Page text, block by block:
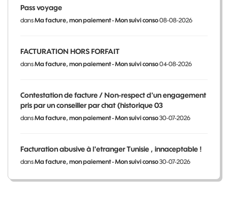
Pass voyage
dansMa facture, mon paiement - Mon suivi conso08-08-2026
FACTURATION HORS FORFAIT
dansMa facture, mon paiement - Mon suivi conso04-08-2026
Contestation de facture / Non-respect d'un engagement
pris par un conseiller par chat (historique 03
dansMa facture, mon paiement - Mon suivi conso30-07-2026
Facturation abusive à l'etranger Tunisie , innaceptable !
dansMa facture, mon paiement - Mon suivi conso30-07-2026